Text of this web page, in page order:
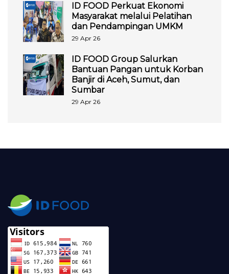
ID FOOD Perkuat Ekonomi
Masyarakat melalui Pelatihan
dan Pendampingan UMKM
29 Apr 26
ID FOOD Group Salurkan
Bantuan Pangan untuk Korban
Banjir di Aceh, Sumut, dan
Sumbar
29 Apr 26